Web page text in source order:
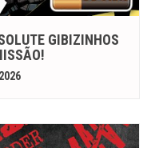
GIBIZINHOS